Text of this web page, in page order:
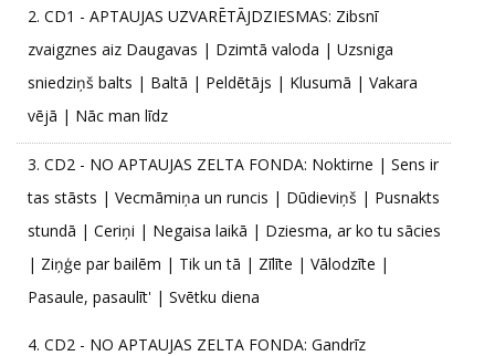
2. CD1 - APTAUJAS UZVARĒTĀJDZIESMAS: Zibsnī
zvaigznes aiz Daugavas | Dzimtā valoda | Uzsniga
sniedziņš balts | Baltā | Peldētājs | Klusumā | Vakara
vējā | Nāc man līdz
3. CD2 - NO APTAUJAS ZELTA FONDA: Noktirne | Sens ir
tas stāsts | Vecmāmiņa un runcis | Dūdieviņš | Pusnakts
stundā | Ceriņi | Negaisa laikā | Dziesma, ar ko tu sācies
| Ziņģe par bailēm | Tik un tā | Zīlīte | Vālodzīte |
Pasaule, pasaulīt' | Svētku diena
4. CD2 - NO APTAUJAS ZELTA FONDA: Gandrīz